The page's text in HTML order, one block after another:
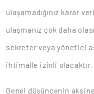
ulaşamadığınız karar
ulaşmanız çok daha
sekreter veya yönetici
ihtimalle izinli olacaktır.
Genel düşüncenin